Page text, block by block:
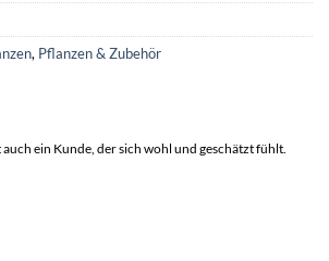
, Pflanzen & Zubehör
ein Kunde, der sich wohl und geschätzt fühlt.